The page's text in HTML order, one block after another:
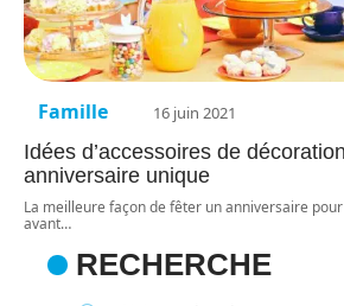
Famille 16 juin 2021
Idées d’accessoires de
anniversaire unique
La meilleure façon de fêter un anniversaire
avant…
RECHERCHE